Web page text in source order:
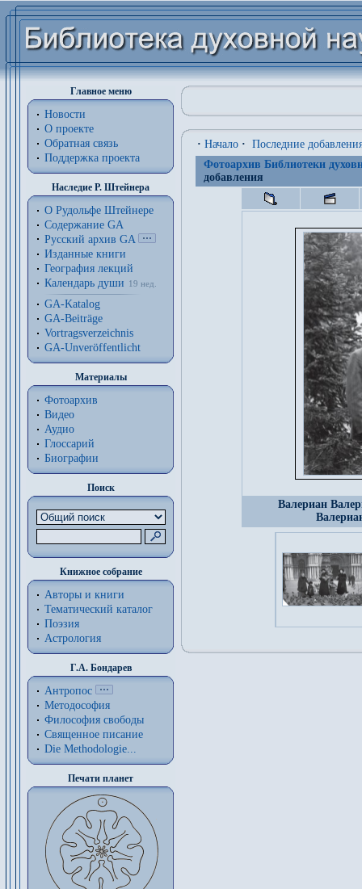
Главное меню
Новости
О проекте
Обратная связь
Поддержка проекта
Наследие Р. Штейнера
О Рудольфе Штейнере
Содержание GA
Русский архив GA
Изданные книги
География лекций
Календарь души
19 нед.
GA-Katalog
GA-Beiträge
Vortragsverzeichnis
GA-Unveröffentlicht
Материалы
Фотоархив
Видео
Аудио
Глоссарий
Биографии
Поиск
Книжное собрание
Авторы и книги
Тематический каталог
Поэзия
Астрология
Г.А. Бондарев
Антропос
Методософия
Философия cвободы
Священное писание
Die Methodologie...
Печати планет
· Начало · Последние
Фотоархив Библиотеки
добавления
Валериан